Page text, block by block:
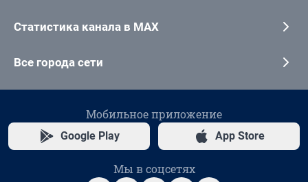
Статистика канала в MAX
Все города сети
Мобильное приложение
Google Play App Store
Мы в соцсетях